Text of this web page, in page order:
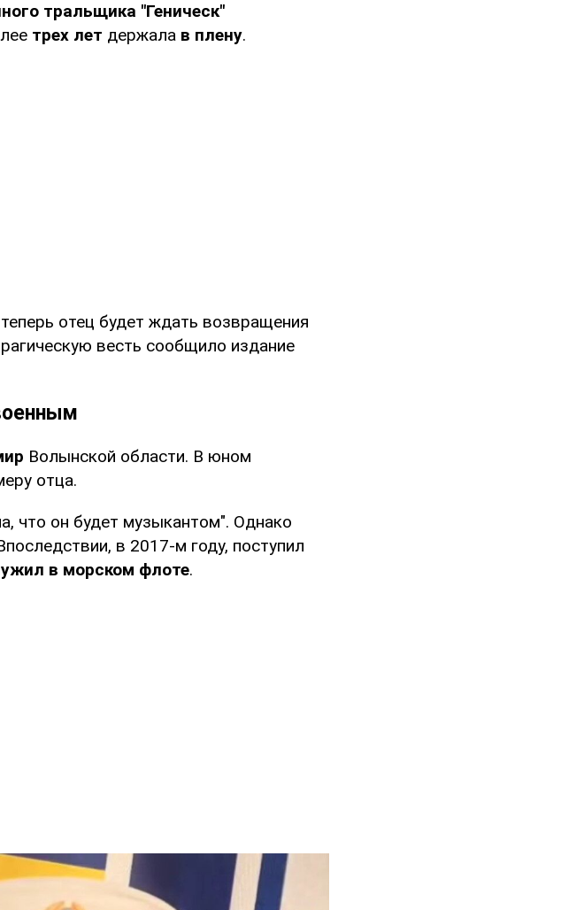
тральщика "Геническ"
трех лет держала в плену.
отец будет ждать возвращения
весть сообщило издание
Волынской области. В юном
отца.
что он будет музыкантом". Однако
в 2017-м году, поступил
в морском флоте.